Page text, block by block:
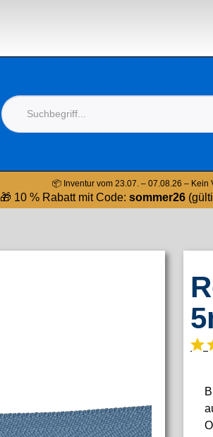
📦 Inventur vom 23.07. – 07.08.26 – Kein
🎁 10 % Rabatt mit Code: sommer26